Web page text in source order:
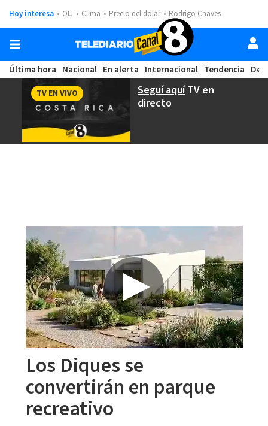
Hoy interesa OIJ Clima Precio del dólar Rodrigo Chaves
Última hora Nacional En alerta Internacional Tendencia
Seguí aquíTV en
directo
TV EN VIVO
Los Diques se
convertirán en parque
recreativo